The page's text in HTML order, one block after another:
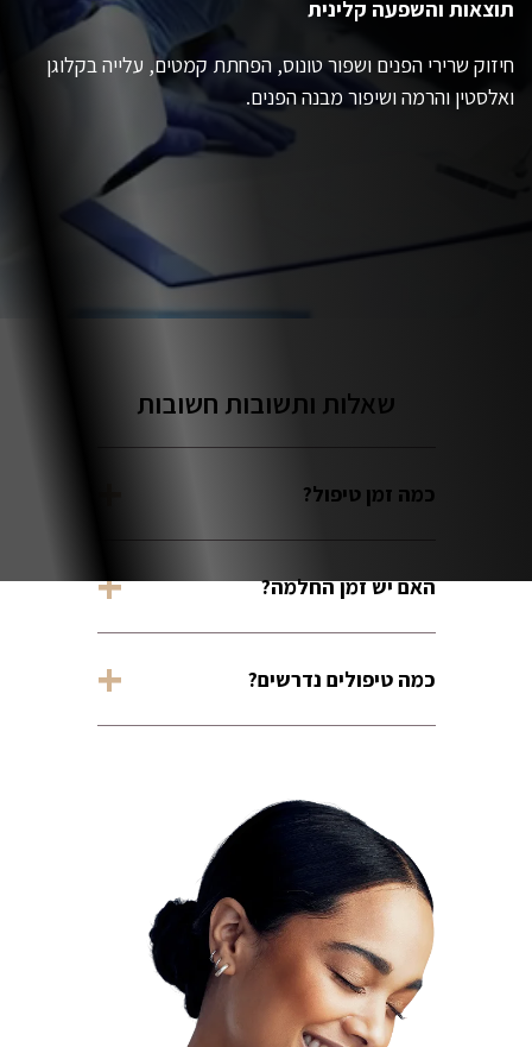
תוצאות והשפעה קלינית
חיזוק שרירי הפנים ושפור טונוס, הפחתת קמטים, עלייה בקלוגן
ואלסטין והרמה ושיפור מבנה הפנים.
שאלות ותשובות חשובות
כמה זמן טיפול?
האם יש זמן החלמה?
הטיפול.
כמה טיפולים נדרשים?